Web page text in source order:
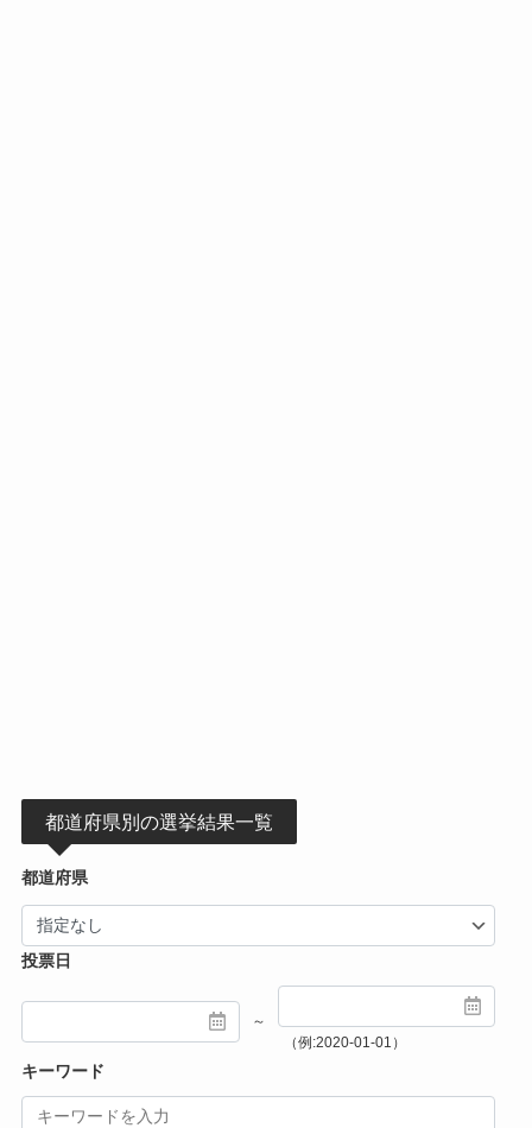
都道府県別の選挙結果一覧
都道府県
投票日
～
（例:2020-01-01）
キーワード